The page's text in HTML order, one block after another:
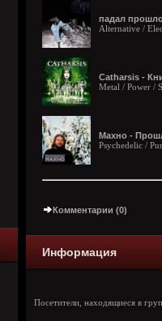
падал
Alternative /
Catharsis -
Metal / Power /
Махно -
Psychedelic /
Комментарии (0)
Информация
Посетители, находящиеся в